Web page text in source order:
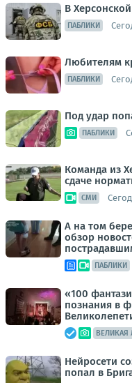
В
ПАБЛИКИ
Любителям
ПАБЛИКИ
Под удар
ПАБЛИКИ
Команда из
сдаче
СМИ
А на том
обзор
ПАБЛИКИ
«100
познания в
ВЕЛИКАЯ
Нейросети
попал в